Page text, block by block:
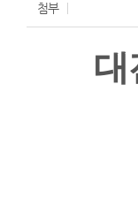
첨부
대